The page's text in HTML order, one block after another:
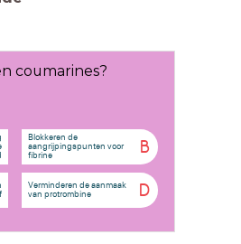
coumarines?
B
Blokkeren de
aangrijpingspunten voor
fibrine
D
Verminderen de aanmaak
van protrombine